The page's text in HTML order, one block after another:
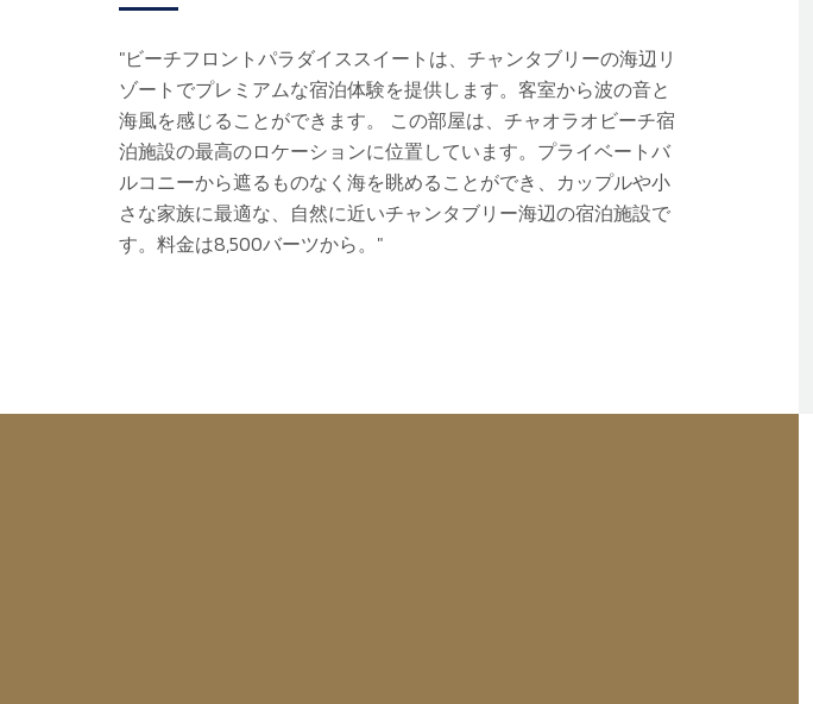
"ビーチフロントパラダイススイートは、チャンタブリーの海辺リ
ゾートでプレミアムな宿泊体験を提供します。客室から波の音と
海風を感じることができます。 この部屋は、チャオラオビーチ宿
泊施設の最高のロケーションに位置しています。プライベートバ
ルコニーから遮るものなく海を眺めることができ、カップルや小
さな家族に最適な、自然に近いチャンタブリー海辺の宿泊施設で
す。料金は8,500バーツから。"